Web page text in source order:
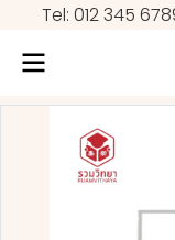
Tel: 012 345